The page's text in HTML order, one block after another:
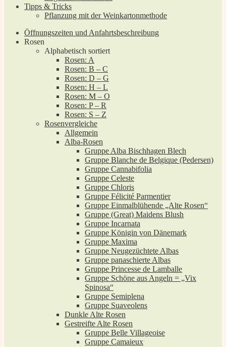
Tipps & Tricks
Pflanzung mit der Weinkartonmethode
Öffnungszeiten und Anfahrtsbeschreibung
Rosen
Alphabetisch sortiert
Rosen: A
Rosen: B – C
Rosen: D – G
Rosen: H – L
Rosen: M – O
Rosen: P – R
Rosen: S – Z
Rosenvergleiche
Allgemein
Alba-Rosen
Gruppe Alba Bischhagen Blech
Gruppe Blanche de Belgique (Pedersen)
Gruppe Cannabifolia
Gruppe Celeste
Gruppe Chloris
Gruppe Félicité Parmentier
Gruppe Einmalblühende „Alte Rosen“
Gruppe (Great) Maidens Blush
Gruppe Incarnata
Gruppe Königin von Dänemark
Gruppe Maxima
Gruppe Neugezüchtete Albas
Gruppe panaschierte Albas
Gruppe Princesse de Lamballe
Gruppe Schöne aus Angeln = „Vix
Spinosa“
Gruppe Semiplena
Gruppe Suaveolens
Dunkle Alte Rosen
Gestreifte Alte Rosen
Gruppe Belle Villageoise
Gruppe Camaieux